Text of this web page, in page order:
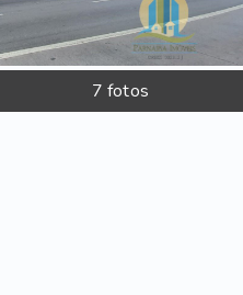
7 fotos